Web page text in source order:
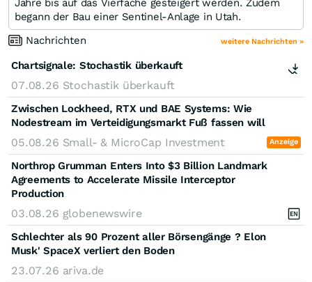
Jahre bis auf das Vierfache gesteigert werden. Zudem
begann der Bau einer Sentinel-Anlage in Utah.
Nachrichten
weitere Nachrichten »
Chartsignale: Stochastik überkauft
07.08.26 Stochastik überkauft
Zwischen Lockheed, RTX und BAE Systems: Wie
Nodestream im Verteidigungsmarkt Fuß fassen will
05.08.26 Small- & MicroCap Investment Anzeige
Northrop Grumman Enters Into $3 Billion Landmark
Agreements to Accelerate Missile Interceptor
Production
03.08.26 globenewswire
Schlechter als 90 Prozent aller Börsengänge ? Elon
Musk' SpaceX verliert den Boden
23.07.26 ariva.de